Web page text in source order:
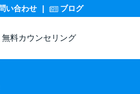
い合わせ ブログ
無料カウンセリング